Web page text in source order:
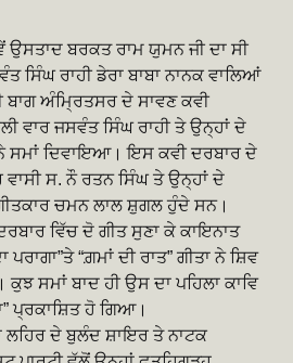
ਉਸਤਾਦ ਬਰਕਤ ਰਾਮ ਯੁਮਨ ਜੀ ਦਾ ਸੀ
ਸਿੰਘ ਰਾਹੀ ਡੇਰਾ ਬਾਬਾ ਨਾਨਕ ਵਾਲਿਆਂ
ਬਾਗ ਅੰਮ੍ਰਿਤਸਰ ਦੇ ਸਾਵਣ ਕਵੀ
ਵਾਰ ਜਸਵੰਤ ਸਿੰਘ ਰਾਹੀ ਤੇ ਉਨ੍ਹਾਂ ਦੇ
ਸਮਾਂ ਦਿਵਾਇਆ। ਇਸ ਕਵੀ ਦਰਬਾਰ ਦੇ
ਸ. ਨੌ ਰਤਨ ਸਿੰਘ ਤੇ ਉਨ੍ਹਾਂ ਦੇ
ਚਮਨ ਲਾਲ ਸ਼ੁਗਲ ਹੁੰਦੇ ਸਨ।
ਵਿੱਚ ਦੋ ਗੀਤ ਸੁਣਾ ਕੇ ਕਾਇਨਾਤ
ਪਰਾਗਾ”ਤੇ “ਗ਼ਮਾਂ ਦੀ ਰਾਤ” ਗੀਤਾ ਨੇ ਸ਼ਿਵ
ਸਮਾਂ ਬਾਦ ਹੀ ਉਸ ਦਾ ਪਹਿਲਾ ਕਾਵਿ
ਪ੍ਰਕਾਸ਼ਿਤ ਹੋ ਗਿਆ।
ਲਹਿਰ ਦੇ ਬੁਲੰਦ ਸ਼ਾਇਰ ਤੇ ਨਾਟਕ